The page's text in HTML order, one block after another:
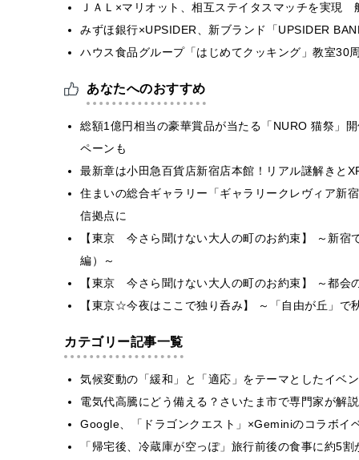
ＪＡＬ×マリオット、相互ステイタスマッチを実現
みずほ銀行×UPSIDER、新ブランド「UPSIDER
ハウス食品グループ「はじめてクッキング」教室
あなたへのおすすめ
総額1億円相当の豪華賞品が当たる「NURO 猫祭」
ペーンも
最新章は小田急百貨店新宿店本館！リアル謎解きと
住まいの総合ギャラリー「ギャラリークレヴィア新
信拠点に
【東京 今さら聞けない大人の町のお約束】 ～新宿
編）～
【東京 今さら聞けない大人の町のお約束】 ～都会
【東京☆今夜はここで独り呑み】 ～「自由が丘」で
カテゴリー記事一覧
気候変動の「緩和」と「適応」をテーマとしたイベ
電気代高騰にどう備える？さいたま市で専門家が解
Google、「ドラゴンクエスト」×Geminiのコラボイ
「帰宅後、冷蔵庫が空っぽ」旅行前後の食事に約5